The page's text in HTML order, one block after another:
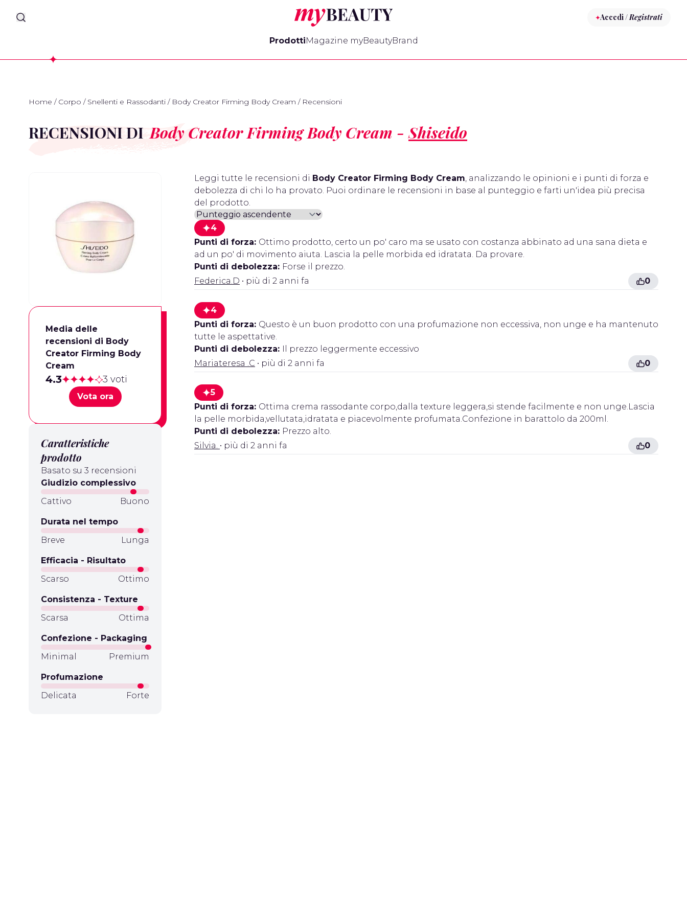
myBeauty Accedi /Registrati
ProdottiMagazine myBeautyBrand
Home / Corpo / Snellenti e Rassodanti / Body Creator Firming Body Cream / Recensioni
RECENSIONI DI Body Creator Firming Body Cream -Shiseido
Media delle
recensioni di Body
Creator Firming Body
Cream
4.3 3 voti
Vota ora
Caratteristiche
prodotto
Basato su 3 recensioni
Giudizio complessivo
Cattivo
Buono
Durata nel tempo
Breve
Lunga
Efficacia - Risultato
Scarso
Ottimo
Consistenza - Texture
Scarsa
Ottima
Confezione - Packaging
Minimal
Premium
Profumazione
Delicata
Forte
Leggi tutte le recensioni di Body Creator Firming Body Cream, analizzando le opinioni e i punti di forza e
debolezza di chi lo ha provato. Puoi ordinare le recensioni in base al punteggio e farti un'idea più precisa
del prodotto.
4
Punti di forza: Ottimo prodotto, certo un po' caro ma se usato con costanza abbinato ad una sana dieta e
ad un po' di movimento aiuta. Lascia la pelle morbida ed idratata. Da provare.
Punti di debolezza: Forse il prezzo.
Federica.D • più di 2 anni fa 0
4
Punti di forza: Questo è un buon prodotto con una profumazione non eccessiva, non unge e ha mantenuto
tutte le aspettative.
Punti di debolezza: Il prezzo leggermente eccessivo
Mariateresa .C • più di 2 anni fa 0
5
Punti di forza: Ottima crema rassodante corpo,dalla texture leggera,si stende facilmente e non unge.Lascia
la pelle morbida,vellutata,idratata e piacevolmente profumata.Confezione in barattolo da 200ml.
Punti di debolezza: Prezzo alto.
Silvia. • più di 2 anni fa 0